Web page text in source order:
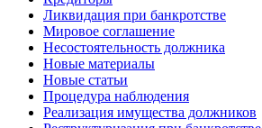
Ликвидация при банкротстве
Мировое соглашение
Несостоятельность должника
Новые материалы
Новые статьи
Процедура наблюдения
Реализация имущества должников